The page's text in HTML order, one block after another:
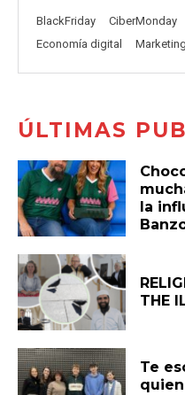
BlackFriday CiberMonday
Economía digital
ÚLTIMAS
la
THE
Te